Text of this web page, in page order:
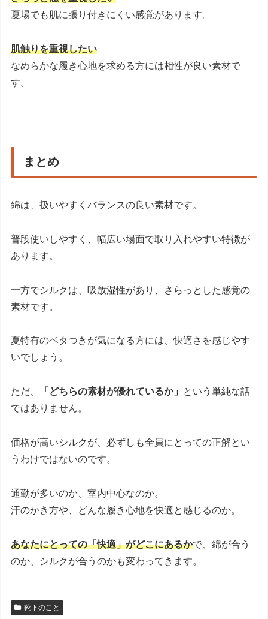
夏場でも肌に張り付きにくい感覚があります。
肌触りを重視したい
なめらかな履き心地を求める方には相性が良い素材で
す。
まとめ
綿は、扱いやすくバランスの良い素材です。
普段使いしやすく、幅広い場面で取り入れやすい特徴が
あります。
一方でシルクは、吸放湿性があり、さらっとした感覚の
素材です。
夏特有のベタつきが気になる方には、快適さを感じやす
いでしょう。
ただ、 「どちらの素材が優れているか」
という単純な話
ではありません。
価格が高いシルクが、必ずしも全員にとっての正解とい
うわけではないのです。
通勤が多いのか、室内中心なのか。
汗のかき方や、どんな履き心地を快適と感じるのか。
あなたにとっての「快適」がどこにあるかで、綿が合う
のか、シルクが合うのかも変わってきます。
靴下のこと